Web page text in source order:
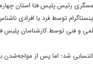
رئیس پلیس فتا استان
توسط فرد یا افرادی
فنی توسط کارشناسان پلیس
شد؛ اما پس از مواجه‌شدن